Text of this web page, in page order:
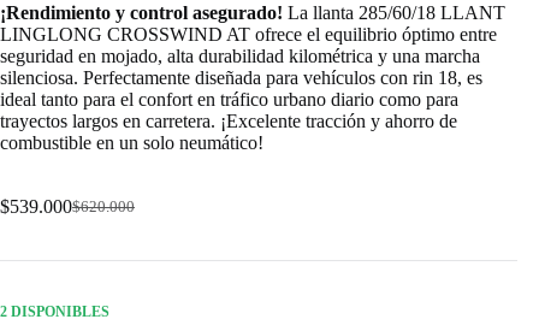
¡Rendimiento y control asegurado! La llanta 285/60/18 LLANT
LINGLONG CROSSWIND AT ofrece el equilibrio óptimo entre
seguridad en mojado, alta durabilidad kilométrica y una marcha
silenciosa. Perfectamente diseñada para vehículos con rin 18, es
ideal tanto para el confort en tráfico urbano diario como para
trayectos largos en carretera. ¡Excelente tracción y ahorro de
combustible en un solo neumático!
$620.000
Original
was:
$539.000Current
is:
2 DISPONIBLES